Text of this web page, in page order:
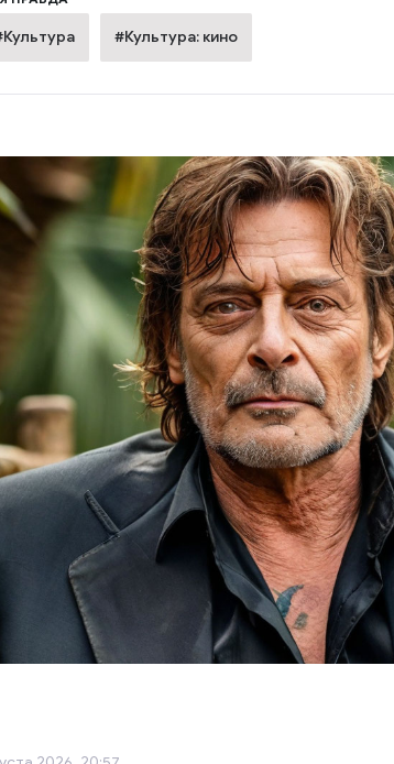
#Культура: кино